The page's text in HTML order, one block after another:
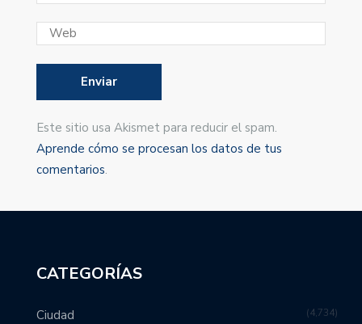
Este sitio usa Akismet para reducir el spam.
Aprende cómo se procesan los datos de tus
comentarios.
CATEGORÍAS
Ciudad 4,734